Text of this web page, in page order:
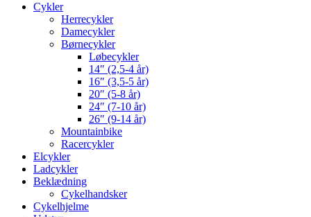
Cykler
Herrecykler
Damecykler
Børnecykler
Løbecykler
14″ (2,5-4 år)
16″ (3,5-5 år)
20″ (5-8 år)
24″ (7-10 år)
26″ (9-14 år)
Mountainbike
Racercykler
Elcykler
Ladcykler
Beklædning
Cykelhandsker
Cykelhjelme